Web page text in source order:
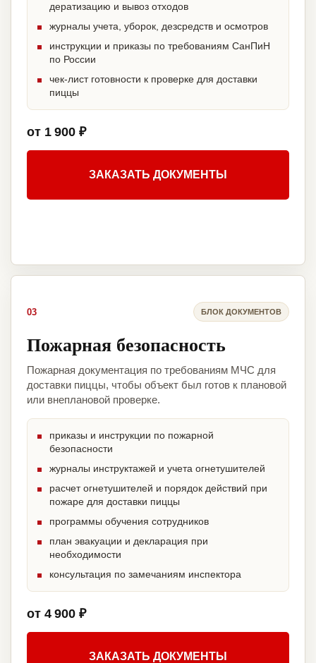
дератизацию и вывоз отходов
журналы учета, уборок, дезсредств и осмотров
инструкции и приказы по требованиям СанПиН
по России
чек-лист готовности к проверке для доставки
пиццы
от 1 900 ₽
ЗАКАЗАТЬ ДОКУМЕНТЫ
03 БЛОК ДОКУМЕНТОВ
Пожарная безопасность
Пожарная документация по требованиям МЧС для
доставки пиццы, чтобы объект был готов к плановой
или внеплановой проверке.
приказы и инструкции по пожарной
безопасности
журналы инструктажей и учета огнетушителей
расчет огнетушителей и порядок действий при
пожаре для доставки пиццы
программы обучения сотрудников
план эвакуации и декларация при
необходимости
консультация по замечаниям инспектора
от 4 900 ₽
ЗАКАЗАТЬ ДОКУМЕНТЫ